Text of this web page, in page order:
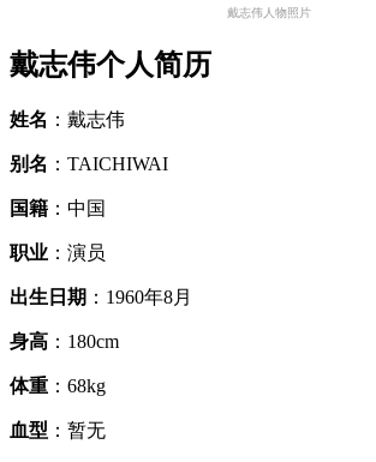
戴志伟人物照片
戴志伟个人简历
姓名 ：戴志伟
别名 ：TAICHIWAI
国籍 ：中国
职业 ：演员
出生日期 ：1960年8月
身高 ：180cm
体重 ：68kg
血型 ：暂无